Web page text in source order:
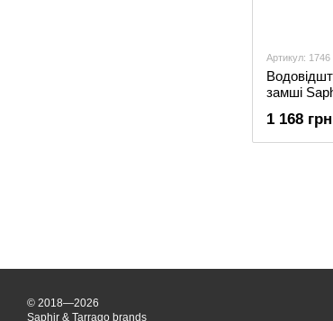
Артикул: 1746
замші
1 168 грн
© 2018—2026
Saphir & Tarrago brands